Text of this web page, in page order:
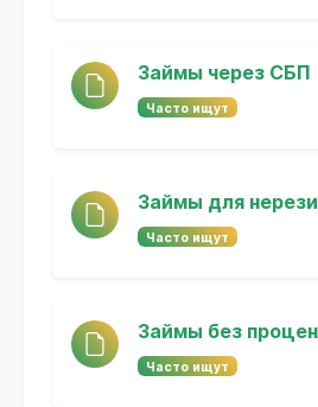
Займы через СБП
Часто ищут
Займы для
Часто ищут
Займы без
Часто ищут